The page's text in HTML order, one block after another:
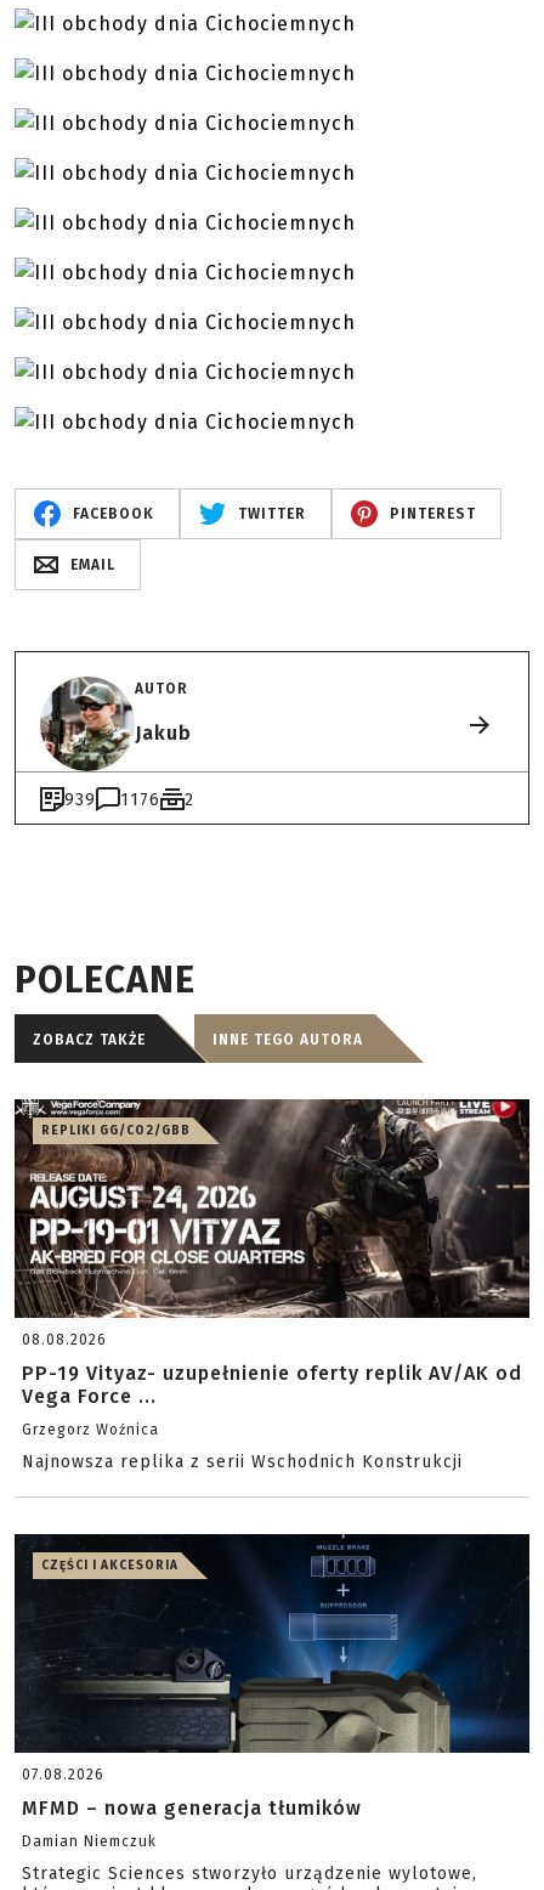
FACEBOOK TWITTER PINTEREST
EMAIL
AUTOR
Jakub
939 1176 2
POLECANE
ZOBACZ TAKŻE INNE TEGO AUTORA
REPLIKI GG/CO2/GBB
08.08.2026
PP-19 Vityaz- uzupełnienie oferty replik AV/AK od
Vega Force ...
Grzegorz Woźnica
Najnowsza replika z serii Wschodnich Konstrukcji
CZĘŚCI I AKCESORIA
07.08.2026
MFMD – nowa generacja tłumików
Damian Niemczuk
Strategic Sciences stworzyło urządzenie wylotowe,